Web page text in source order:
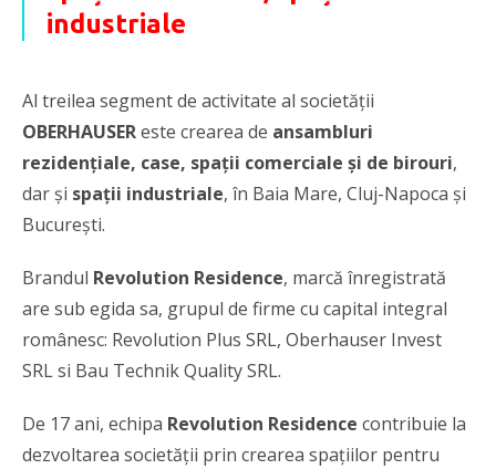
industriale
Al treilea segment de activitate al societății
OBERHAUSEReste crearea de ansambluri
rezidențiale, case, spații comerciale și de birouri,
dar și spații industriale, în Baia Mare, Cluj-Napoca și
București.
Brandul Revolution Residence, marcă înregistrată
are sub egida sa, grupul de firme cu capital integral
românesc: Revolution Plus SRL, Oberhauser Invest
SRL si Bau Technik Quality SRL.
De 17 ani, echipa Revolution Residence contribuie la
dezvoltarea societății prin crearea spațiilor pentru